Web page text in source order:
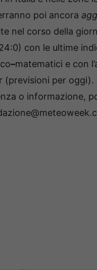
poi ancora
nel corso della
con le ultime
–matematici e con
(previsioni per oggi).
o informazione,